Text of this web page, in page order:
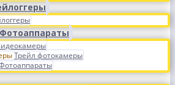
Трейл фотокамеры